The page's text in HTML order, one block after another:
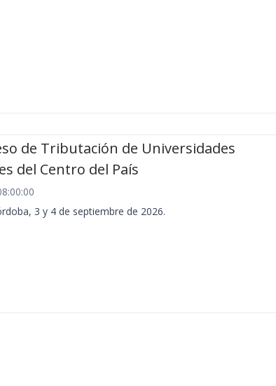
de Tributación de Universidades
del Centro del País
3 y 4 de septiembre de 2026.